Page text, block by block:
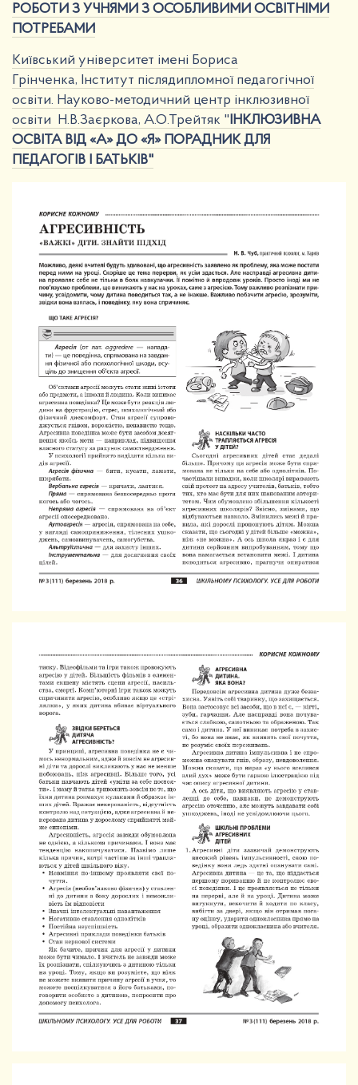
РОБОТИ З УЧНЯМИ З ОСОБЛИВИМИ ОСВІТНІМИ
ПОТРЕБАМИ
Київський університет імені Бориса
Грінченка, Інститут післядипломної педагогічної
освіти. Науково-методичний центр інклюзивної
освіти Н.В.Заєркова, А.О.Трейтяк "ІНКЛЮЗИВНА
ОСВІТА ВІД «А» ДО «Я» ПОРАДНИК ДЛЯ
ПЕДАГОГІВ І БАТЬКІВ"